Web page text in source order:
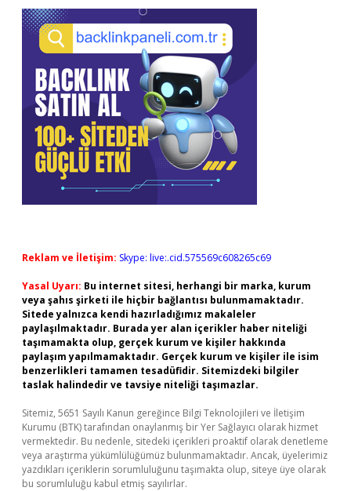
Reklam ve İletişim: Skype: live:.cid.575569c608265c69
Yasal Uyarı: Bu internet sitesi, herhangi bir marka, kurum
veya şahıs şirketi ile hiçbir bağlantısı bulunmamaktadır.
Sitede yalnızca kendi hazırladığımız makaleler
paylaşılmaktadır. Burada yer alan içerikler haber niteliği
taşımamakta olup, gerçek kurum ve kişiler hakkında
paylaşım yapılmamaktadır. Gerçek kurum ve kişiler ile isim
benzerlikleri tamamen tesadüfidir. Sitemizdeki bilgiler
taslak halindedir ve tavsiye niteliği taşımazlar.
Sitemiz, 5651 Sayılı Kanun gereğince Bilgi Teknolojileri ve İletişim
Kurumu (BTK) tarafından onaylanmış bir Yer Sağlayıcı olarak hizmet
vermektedir. Bu nedenle, sitedeki içerikleri proaktif olarak denetleme
veya araştırma yükümlülüğümüz bulunmamaktadır. Ancak, üyelerimiz
yazdıkları içeriklerin sorumluluğunu taşımakta olup, siteye üye olarak
bu sorumluluğu kabul etmiş sayılırlar.